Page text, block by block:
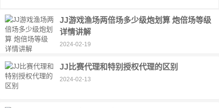
JJ游戏渔场两倍场多少级炮划算 炮倍场等级
详情讲解
2024-02-19
JJ比赛代理和特别授权代理的区别
2024-02-13